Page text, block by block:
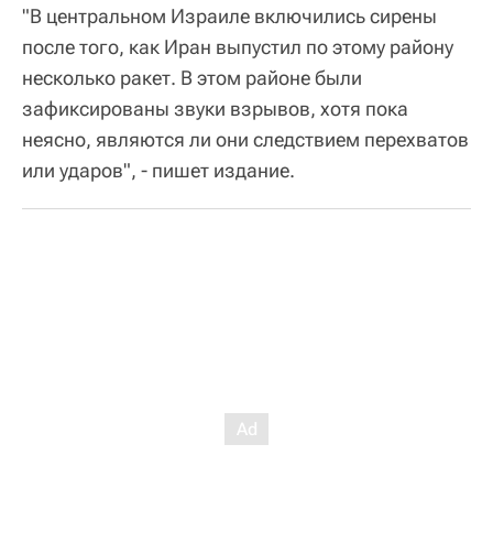
"В центральном Израиле включились сирены
после того, как Иран выпустил по этому району
несколько ракет. В этом районе были
зафиксированы звуки взрывов, хотя пока
неясно, являются ли они следствием перехватов
или ударов", - пишет издание.